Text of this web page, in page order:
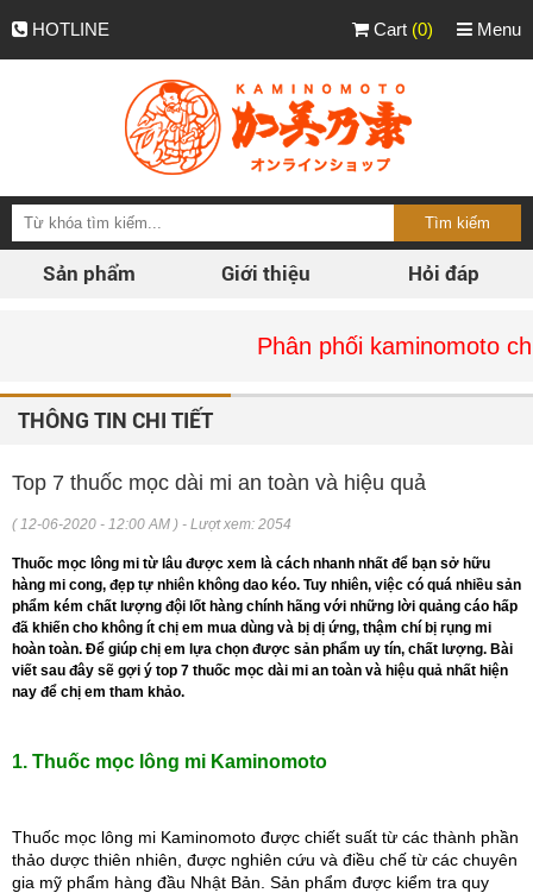
HOTLINE Menu
Cart (0)
Sản phẩm Giới thiệu Hỏi đáp
Phân phối kaminomoto chính
THÔNG TIN CHI TIẾT
Top 7 thuốc mọc dài mi an toàn và hiệu quả
( 12-06-2020 - 12:00 AM ) - Lượt xem: 2054
Thuốc mọc lông mi từ lâu được xem là cách nhanh nhất để bạn sở hữu
hàng mi cong, đẹp tự nhiên không dao kéo. Tuy nhiên, việc có quá nhiều sản
phẩm kém chất lượng đội lốt hàng chính hãng với những lời quảng cáo hấp
đã khiến cho không ít chị em mua dùng và bị dị ứng, thậm chí bị rụng mi
hoàn toàn. Để giúp chị em lựa chọn được sản phẩm uy tín, chất lượng. Bài
viết sau đây sẽ gợi ý top 7 thuốc mọc dài mi an toàn và hiệu quả nhất hiện
nay để chị em tham khảo.
1. Thuốc mọc lông mi Kaminomoto
Thuốc mọc lông mi Kaminomoto được chiết suất từ các thành phần
thảo dược thiên nhiên, được nghiên cứu và điều chế từ các chuyên
gia mỹ phẩm hàng đầu Nhật Bản. Sản phẩm được kiểm tra quy